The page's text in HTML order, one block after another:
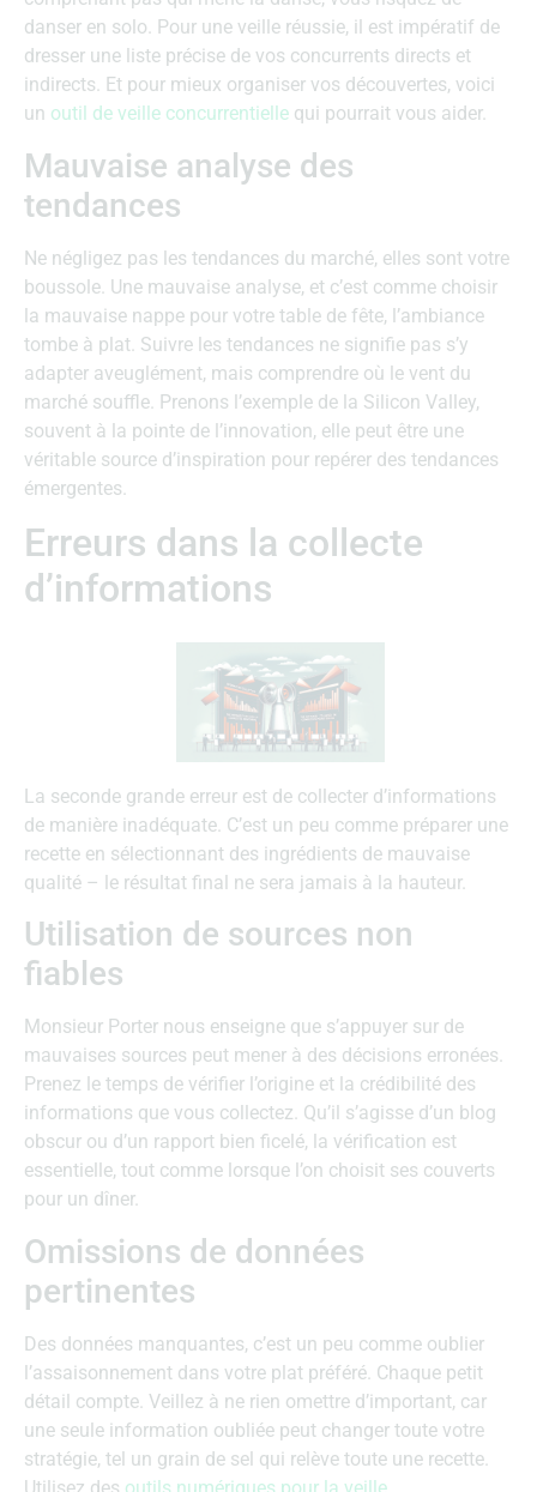
danser en solo. Pour une veille réussie, il est impératif de
dresser une liste précise de vos concurrents directs et
indirects. Et pour mieux organiser vos découvertes, voici
un outil de veille concurrentielle qui pourrait vous aider.
Mauvaise analyse des
tendances
Ne négligez pas les tendances du marché, elles sont votre
boussole. Une mauvaise analyse, et c’est comme choisir
la mauvaise nappe pour votre table de fête, l’ambiance
tombe à plat. Suivre les tendances ne signifie pas s’y
adapter aveuglément, mais comprendre où le vent du
marché souffle. Prenons l’exemple de la Silicon Valley,
souvent à la pointe de l’innovation, elle peut être une
véritable source d’inspiration pour repérer des tendances
émergentes.
Erreurs dans la collecte
d’informations
La seconde grande erreur est de collecter d’informations
de manière inadéquate. C’est un peu comme préparer une
recette en sélectionnant des ingrédients de mauvaise
qualité – le résultat final ne sera jamais à la hauteur.
Utilisation de sources non
fiables
Monsieur Porter nous enseigne que s’appuyer sur de
mauvaises sources peut mener à des décisions erronées.
Prenez le temps de vérifier l’origine et la crédibilité des
informations que vous collectez. Qu’il s’agisse d’un blog
obscur ou d’un rapport bien ficelé, la vérification est
essentielle, tout comme lorsque l’on choisit ses couverts
pour un dîner.
Omissions de données
pertinentes
Des données manquantes, c’est un peu comme oublier
l’assaisonnement dans votre plat préféré. Chaque petit
détail compte. Veillez à ne rien omettre d’important, car
une seule information oubliée peut changer toute votre
stratégie, tel un grain de sel qui relève toute une recette.
Utilisez des outils numériques pour la veille